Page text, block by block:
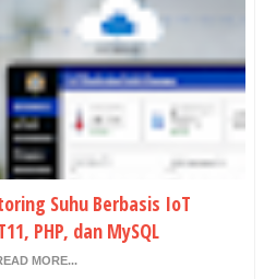
Suhu Berbasis IoT
PHP, dan MySQL
MORE...